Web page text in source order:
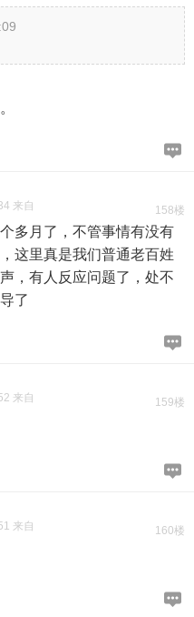
158楼
来自
多月了，不管事情有没有
这里真是我们普通老百姓
，有人反应问题了，处不
了
159楼
来自
160楼
来自